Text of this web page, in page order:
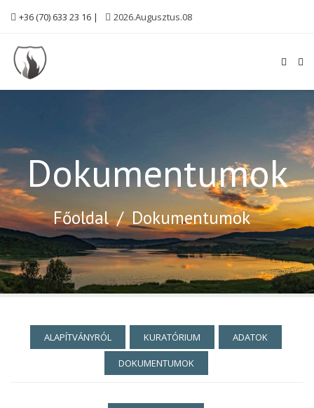
+36 (70) 633 23 16 | 2026.Augusztus.08
Dokumentumok
Főoldal /Dokumentumok
ALAPÍTVÁNYRÓL KURATÓRIUM ADATOK
DOKUMENTUMOK